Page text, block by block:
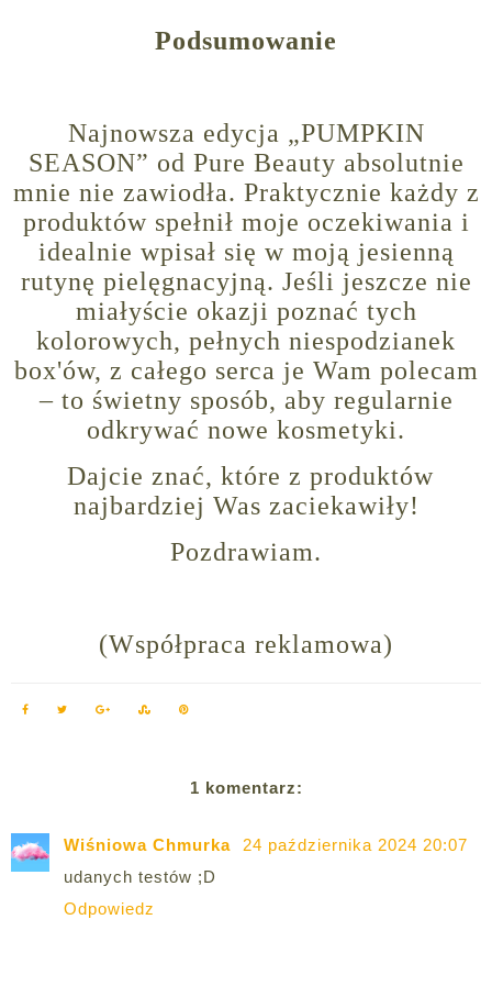
Podsumowanie
Najnowsza edycja „PUMPKIN
SEASON” od Pure Beauty absolutnie
mnie nie zawiodła. Praktycznie każdy z
produktów spełnił moje oczekiwania i
idealnie wpisał się w moją jesienną
rutynę pielęgnacyjną. Jeśli jeszcze nie
miałyście okazji poznać tych
kolorowych, pełnych niespodzianek
box'ów, z całego serca je Wam polecam
– to świetny sposób, aby regularnie
odkrywać nowe kosmetyki.
Dajcie znać, które z produktów
najbardziej Was zaciekawiły!
Pozdrawiam.
(Współpraca reklamowa)
1 komentarz:
Wiśniowa Chmurka
24 października 2024 20:07
udanych testów ;D
Odpowiedz